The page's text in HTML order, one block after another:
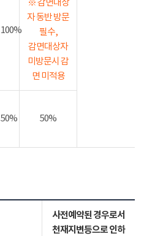
※ 감면대상
자 동반 방문
필수,
감면대상자
미방문시 감
면 미적용
100%
50% 50%
사전예약된 경우로서
천재지변등으로 인하